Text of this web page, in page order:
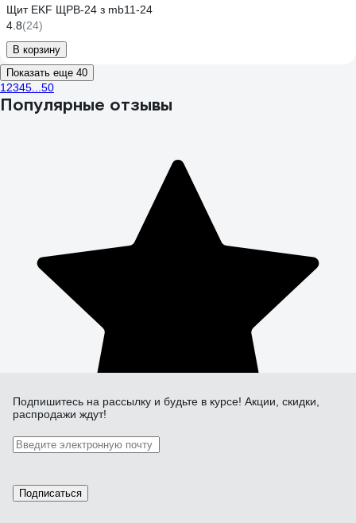
Щит EKF ЩРВ-24 з mb11-24
4.8(24)
В корзину
Показать еще 40
1 2345 50
Популярные отзывы
Подпишитесь на рассылку и будьте в курсе! Акции, скидки,
распродажи ждут!
Подписаться